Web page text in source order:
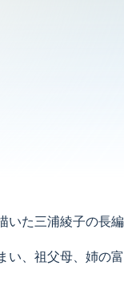
いた三浦綾子の長
い、祖父母、姉の
でもひたむきに生